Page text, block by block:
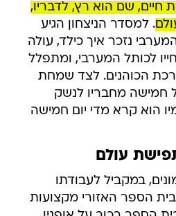
חיים, שם הוא רץ, לדבריו,
. למסדר הניצחון הגיע
נזכר איך כילד, עולה
לכותל המערבי, ומתפלל
הכוהנים. לצד שמחת
חמישה מחבריו לנשק
הוא קרא מדי יום חמישה
עולם
במקביל לעבודתו
הספר האזורי מקצועות